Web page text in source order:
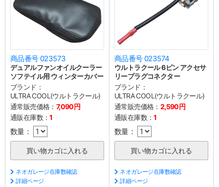
商品番号 023573
デュアルファンオイルクーラー
ソフテイル用 ウィンターカバー
ブランド：
ULTRA COOL(ウルトラクール)
通常販売価格： 7,090円
通販在庫数：1
数量：
ネオガレージ在庫数確認
詳細ページ
商品番号 023574
ウルトラクール 6ピン アクセサ
リープラグコネクター
ブランド：
ULTRA COOL(ウルトラクール)
通常販売価格： 2,590円
通販在庫数：1
数量：
ネオガレージ在庫数確認
詳細ページ